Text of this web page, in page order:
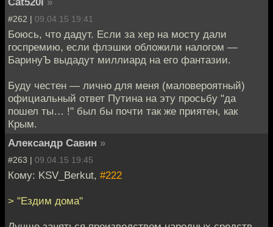
#262 | 09.04.15 19:41
Боюсь, что дадут. Если за хер на мосту дали
госпремию, если флэшки обложили налогом —
БаринуЪ выдадут миллиард на его фантазии.
Буду честен — лично для меня (маловероятный)
официальный ответ Путина на эту просьбу "да
пошел ты… !" был бы почти так же приятен, как
Крым.
Александр Савин »
#263 | 09.04.15 19:45
Кому: KSV_Berkut, #222
> "Ездим дома"